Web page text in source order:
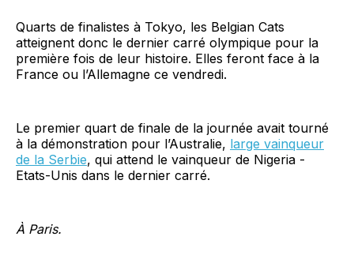
Quarts de finalistes à Tokyo, les Belgian Cats
atteignent donc le dernier carré olympique pour la
première fois de leur histoire. Elles feront face à la
France ou l’Allemagne ce vendredi.
Le premier quart de finale de la journée avait tourné
à la démonstration pour l’Australie, large vainqueur
de la Serbie, qui attend le vainqueur de Nigeria -
Etats-Unis dans le dernier carré.
À Paris.